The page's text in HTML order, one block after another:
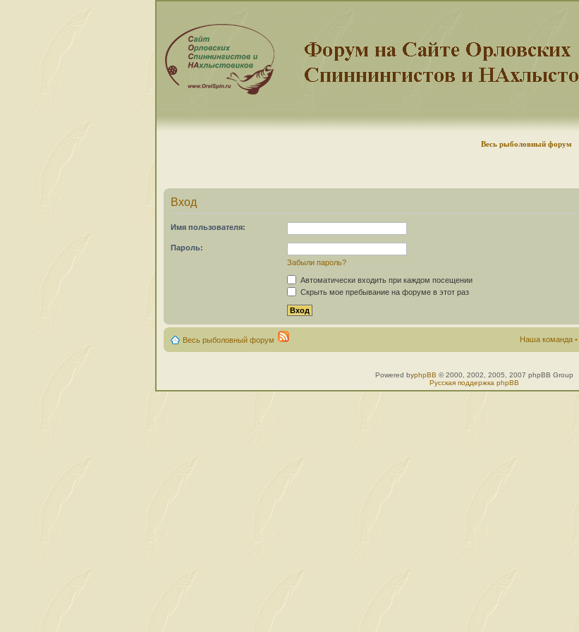
Весь рыболовный форум
Вход
Имя пользователя:
Пароль:
Забыли пароль?
Автоматически входить при каждом посещении
Скрыть мое пребывание на форуме в этот раз
Весь рыболовный форум Наша команда •
Powered byphpBB © 2000, 2002, 2005, 2007 phpBB Group
Русская поддержка phpBB